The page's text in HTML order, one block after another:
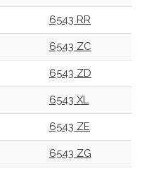
6543 RR
6543 ZC
6543 ZD
6543 XL
6543 ZE
6543 ZG